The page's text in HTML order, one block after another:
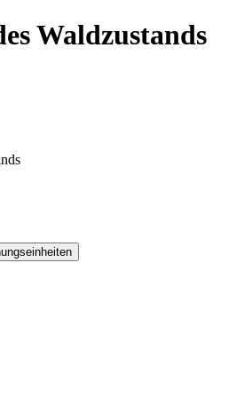
Waldzustands